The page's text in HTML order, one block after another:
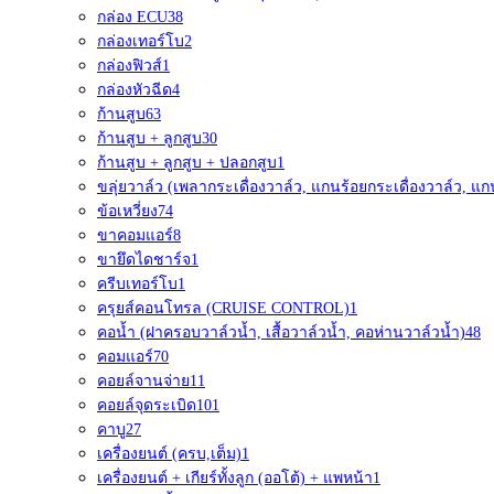
กล่อง ECU38
กล่องเทอร์โบ2
กล่องฟิวส์1
กล่องหัวฉีด4
ก้านสูบ63
ก้านสูบ + ลูกสูบ30
ก้านสูบ + ลูกสูบ + ปลอกสูบ1
ขลุ่ยวาล์ว (เพลากระเดื่องวาล์ว, แกนร้อยกระเดื่องวาล์ว, แก
ข้อเหวี่ยง74
ขาคอมแอร์8
ขายึดไดชาร์จ1
ครีบเทอร์โบ1
ครุยส์คอนโทรล (CRUISE CONTROL)1
คอน้ำ (ฝาครอบวาล์วน้ำ, เสื้อวาล์วน้ำ, คอห่านวาล์วน้ำ)48
คอมแอร์70
คอยล์จานจ่าย11
คอยล์จุดระเบิด101
คาบู27
เครื่องยนต์ (ครบ,เต็ม)1
เครื่องยนต์ + เกียร์ทั้งลูก (ออโต้) + แพหน้า1